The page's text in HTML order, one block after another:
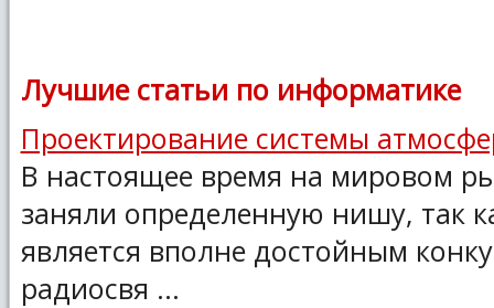
Лучшие статьи по информатике
Проектирование системы
В настоящее время на мировом
заняли определенную нишу, так
является вполне достойным
радиосвя ...